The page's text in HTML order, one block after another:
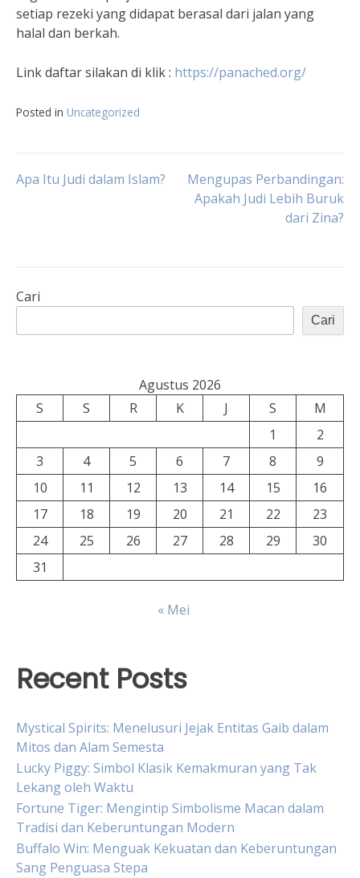
setiap rezeki yang didapat berasal dari jalan yang
halal dan berkah.
Link daftar silakan di klik : https://panached.org/
Posted in Uncategorized
Navigasi
Apa Itu Judi dalam Islam?
Mengupas Perbandingan:
Apakah Judi Lebih Buruk
dari Zina?
Cari
Cari
Agustus 2026
S
S R K J S
M
1
2
3
4 5 6 7 8
9
10
11 12 13 14 15
16
17
18 19 20 21 22
23
24
25 26 27 28 29
30
31
« Mei
Recent Posts
Mystical Spirits: Menelusuri Jejak Entitas Gaib dalam
Mitos dan Alam Semesta
Lucky Piggy: Simbol Klasik Kemakmuran yang Tak
Lekang oleh Waktu
Fortune Tiger: Mengintip Simbolisme Macan dalam
Tradisi dan Keberuntungan Modern
Buffalo Win: Menguak Kekuatan dan Keberuntungan
Sang Penguasa Stepa